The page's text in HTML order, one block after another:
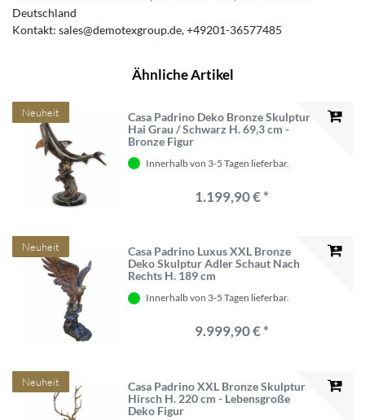
Deutschland
Kontakt: sales@demotexgroup.de +49201-36577485
Ähnliche Artikel
Neuheit
Casa Padrino Deko Bronze Skulptur
Hai Grau / Schwarz H. 69,3 cm -
Bronze Figur
Innerhalb von 3-5 Tagen lieferbar.
1.199,90 € *
Neuheit
Casa Padrino Luxus XXL Bronze
Deko Skulptur Adler Schaut Nach
Rechts H. 189 cm
Innerhalb von 3-5 Tagen lieferbar.
9.999,90 € *
Neuheit
Casa Padrino XXL Bronze Skulptur
Hirsch H. 220 cm - Lebensgroße
Deko Figur